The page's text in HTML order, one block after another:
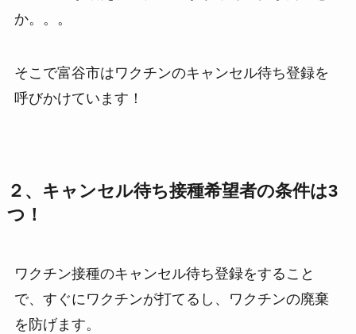
か。。。
そこで富谷市はワクチンのキャンセル待ち登録を
呼びかけています！
２、キャンセル待ち接種希望者の条件は3
つ！
ワクチン接種のキャンセル待ち登録をすること
で、すぐにワクチンが打てるし、ワクチンの廃棄
を防げます。